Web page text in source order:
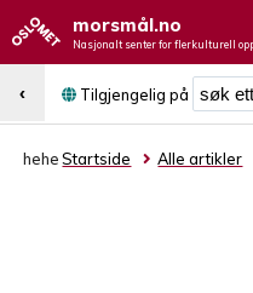
morsmål.no
Nasjonalt senter for flerkulturell
Tilgjengelig på
Søk
‹
hehe Startside Alle artikler